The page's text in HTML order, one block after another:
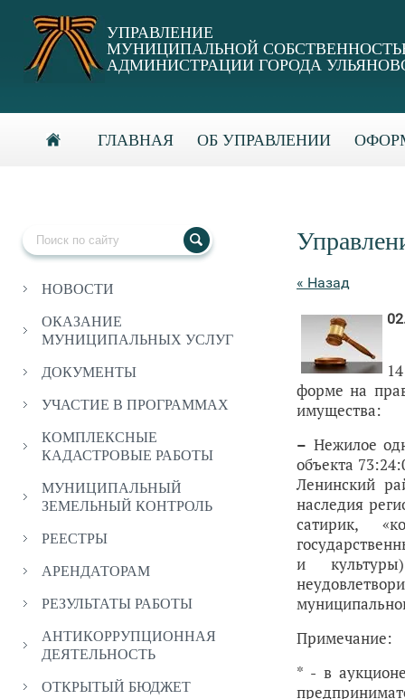
УПРАВЛЕНИЕ
МУНИЦИПАЛЬНОЙ
АДМИНИСТРАЦИИ ГОРОДА
ГЛАВНАЯ ОБ УПРАВЛЕНИИ
НОВОСТИ
ОКАЗАНИЕ
МУНИЦИПАЛЬНЫХ УСЛУГ
ДОКУМЕНТЫ
УЧАСТИЕ В ПРОГРАММАХ
КОМПЛЕКСНЫЕ
КАДАСТРОВЫЕ РАБОТЫ
МУНИЦИПАЛЬНЫЙ
ЗЕМЕЛЬНЫЙ КОНТРОЛЬ
РЕЕСТРЫ
АРЕНДАТОРАМ
РЕЗУЛЬТАТЫ РАБОТЫ
АНТИКОРРУПЦИОННАЯ
ДЕЯТЕЛЬНОСТЬ
ОТКРЫТЫЙ БЮДЖЕТ
« Назад
форме на
имущества:
– Нежилое
объекта
Ленинский
наследия
сатирик,
и
Примечание:
* - в